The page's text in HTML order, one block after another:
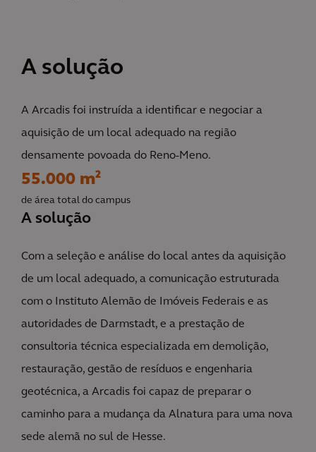
A solução
A Arcadis foi instruída a identificar e negociar a
aquisição de um local adequado na região
densamente povoada do Reno-Meno.
55.000 m²
de área total do campus
A solução
Com a seleção e análise do local antes da aquisição
de um local adequado, a comunicação estruturada
com o Instituto Alemão de Imóveis Federais e as
autoridades de Darmstadt, e a prestação de
consultoria técnica especializada em demolição,
restauração, gestão de resíduos e engenharia
geotécnica, a Arcadis foi capaz de preparar o
caminho para a mudança da Alnatura para uma nova
sede alemã no sul de Hesse.